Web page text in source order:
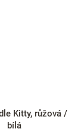
Kitty, růžová /
bílá